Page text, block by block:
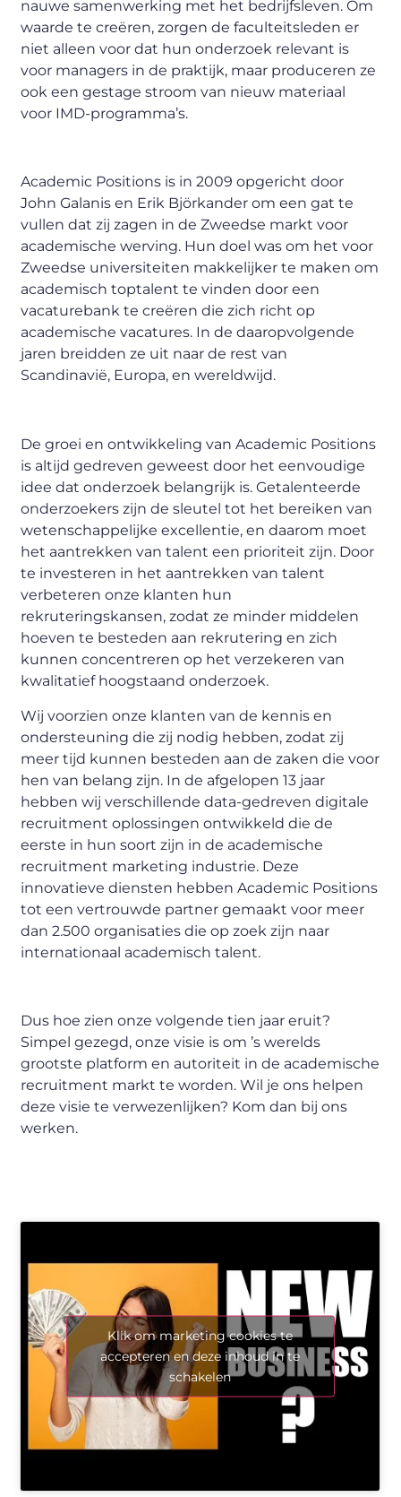
nauwe samenwerking met het bedrijfsleven. Om
waarde te creëren, zorgen de faculteitsleden er
niet alleen voor dat hun onderzoek relevant is
voor managers in de praktijk, maar produceren ze
ook een gestage stroom van nieuw materiaal
voor IMD-programma’s.
Academic Positions is in 2009 opgericht door
John Galanis en Erik Björkander om een gat te
vullen dat zij zagen in de Zweedse markt voor
academische werving. Hun doel was om het voor
Zweedse universiteiten makkelijker te maken om
academisch toptalent te vinden door een
vacaturebank te creëren die zich richt op
academische vacatures. In de daaropvolgende
jaren breidden ze uit naar de rest van
Scandinavië, Europa, en wereldwijd.
De groei en ontwikkeling van Academic Positions
is altijd gedreven geweest door het eenvoudige
idee dat onderzoek belangrijk is. Getalenteerde
onderzoekers zijn de sleutel tot het bereiken van
wetenschappelijke excellentie, en daarom moet
het aantrekken van talent een prioriteit zijn. Door
te investeren in het aantrekken van talent
verbeteren onze klanten hun
rekruteringskansen, zodat ze minder middelen
hoeven te besteden aan rekrutering en zich
kunnen concentreren op het verzekeren van
kwalitatief hoogstaand onderzoek.
Wij voorzien onze klanten van de kennis en
ondersteuning die zij nodig hebben, zodat zij
meer tijd kunnen besteden aan de zaken die voor
hen van belang zijn. In de afgelopen 13 jaar
hebben wij verschillende data-gedreven digitale
recruitment oplossingen ontwikkeld die de
eerste in hun soort zijn in de academische
recruitment marketing industrie. Deze
innovatieve diensten hebben Academic Positions
tot een vertrouwde partner gemaakt voor meer
dan 2.500 organisaties die op zoek zijn naar
internationaal academisch talent.
Dus hoe zien onze volgende tien jaar eruit?
Simpel gezegd, onze visie is om ’s werelds
grootste platform en autoriteit in de academische
recruitment markt te worden. Wil je ons helpen
deze visie te verwezenlijken? Kom dan bij ons
werken.
Klik om marketing cookies te
accepteren en deze inhoud in te
schakelen